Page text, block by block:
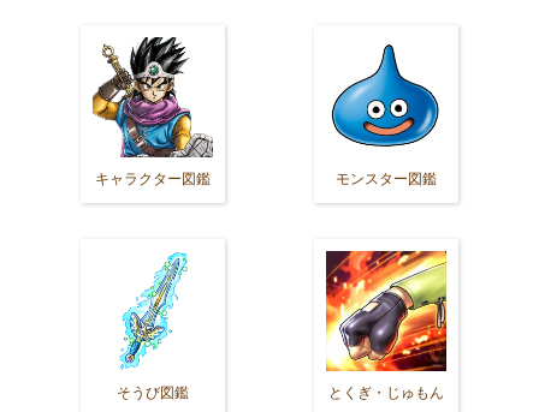
キャラクター図鑑 モンスター図鑑
そうび図鑑 とくぎ・じゅもん